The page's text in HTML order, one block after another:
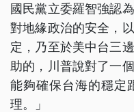
國民黨立委羅智強認
對地緣政治的安全，
定，乃至於美中台三
助的，川普說對了一
能夠確保台海的穩定
理。」